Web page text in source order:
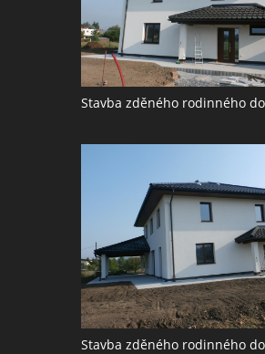
Stavba zděného rodinného
Stavba zděného rodinného